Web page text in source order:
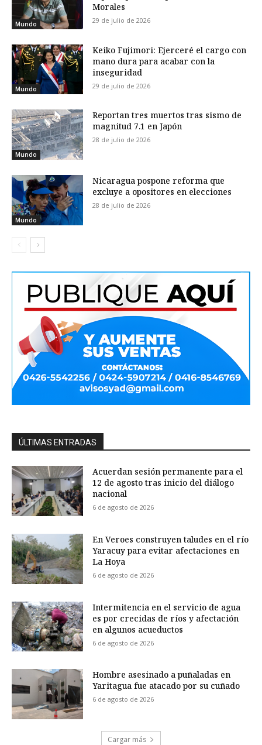
Mundo
Morales
29 de julio de 2026
Mundo
Keiko Fujimori: Ejerceré el cargo con
mano dura para acabar con la
inseguridad
29 de julio de 2026
Mundo
Reportan tres muertos tras sismo de
magnitud 7.1 en Japón
28 de julio de 2026
Mundo
Nicaragua pospone reforma que
excluye a opositores en elecciones
28 de julio de 2026
ÚLTIMAS ENTRADAS
Acuerdan sesión permanente para el
12 de agosto tras inicio del diálogo
nacional
6 de agosto de 2026
En Veroes construyen taludes en el río
Yaracuy para evitar afectaciones en
La Hoya
6 de agosto de 2026
Intermitencia en el servicio de agua
es por crecidas de ríos y afectación
en algunos acueductos
6 de agosto de 2026
Hombre asesinado a puñaladas en
Yaritagua fue atacado por su cuñado
6 de agosto de 2026
Cargar más